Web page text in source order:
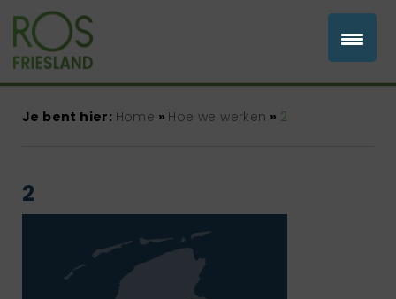
Je bent hier: Home » Hoe we werken » 2
2